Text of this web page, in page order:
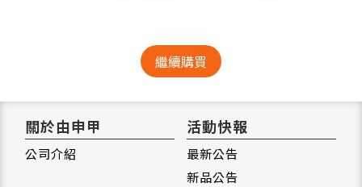
繼續購買
關於由申甲
公司介紹
活動快報
最新公告
新品公告